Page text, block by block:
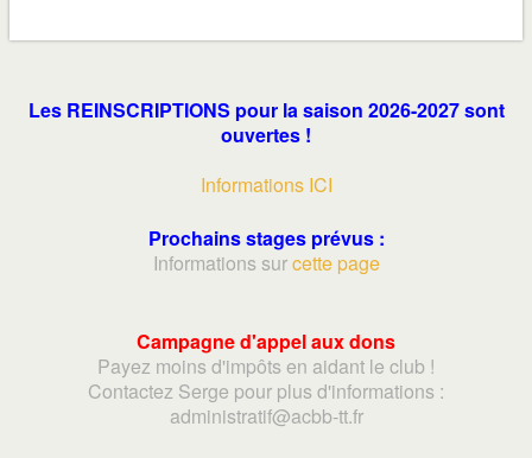
Les REINSCRIPTIONS pour la saison 2026-2027 sont
ouvertes !
Informations ICI
Prochains stages prévus :
Informations surcette page
Campagne d'appel aux dons
Payez moins d'impôts en aidant le club !
Contactez Serge pour plus d'informations :
administratif@acbb-tt.fr